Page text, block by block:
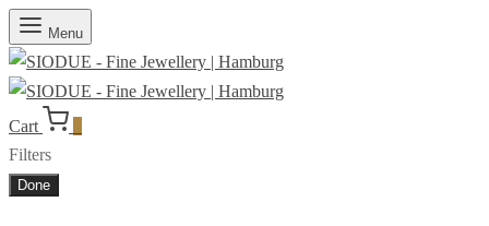
Menu
Cart
Filters
Done